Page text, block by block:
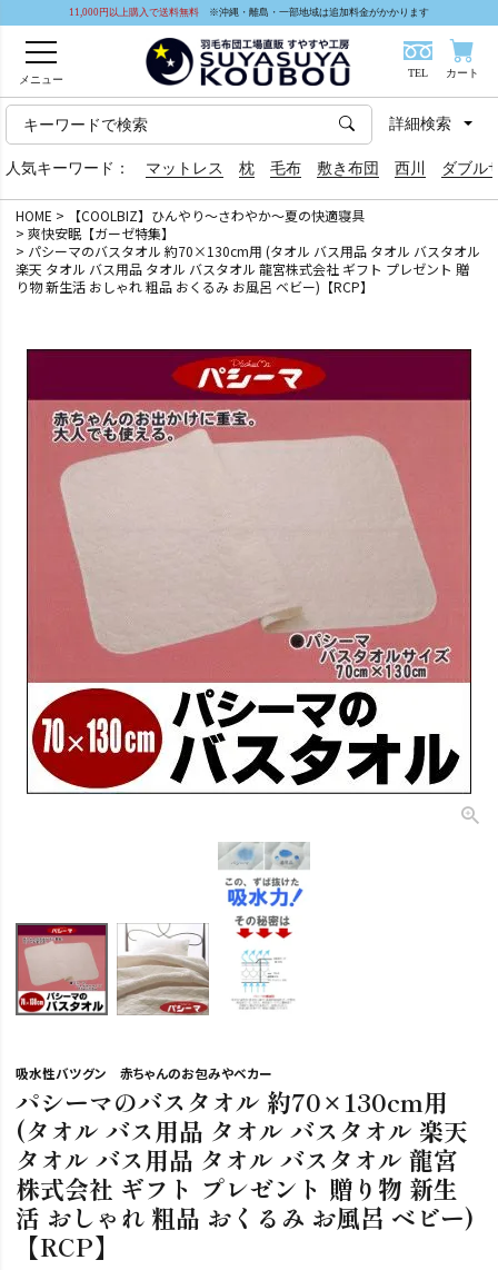
11,000円以上購入で送料無料 ※沖縄・離島・一部地域は追加料金がかかります
メニュー
TEL カート
人気キーワード： マットレス 枕 毛布 敷き布団 西川 ダブル
詳細検索
HOME
【COOLBIZ】ひんやり～さわやか～夏の快適寝具
爽快安眠【ガーゼ特集】
パシーマのバスタオル 約70×130cm用 (タオル バス用品 タオル バスタオル
楽天 タオル バス用品 タオル バスタオル 龍宮株式会社 ギフト プレゼント 贈
り物 新生活 おしゃれ 粗品 おくるみ お風呂 ベビー)【RCP】
吸水性バツグン 赤ちゃんのお包みやベカー
パシーマのバスタオル 約70×130cm用
(タオル バス用品 タオル バスタオル 楽天
タオル バス用品 タオル バスタオル 龍宮
株式会社 ギフト プレゼント 贈り物 新生
活 おしゃれ 粗品 おくるみ お風呂 ベビー)
【RCP】